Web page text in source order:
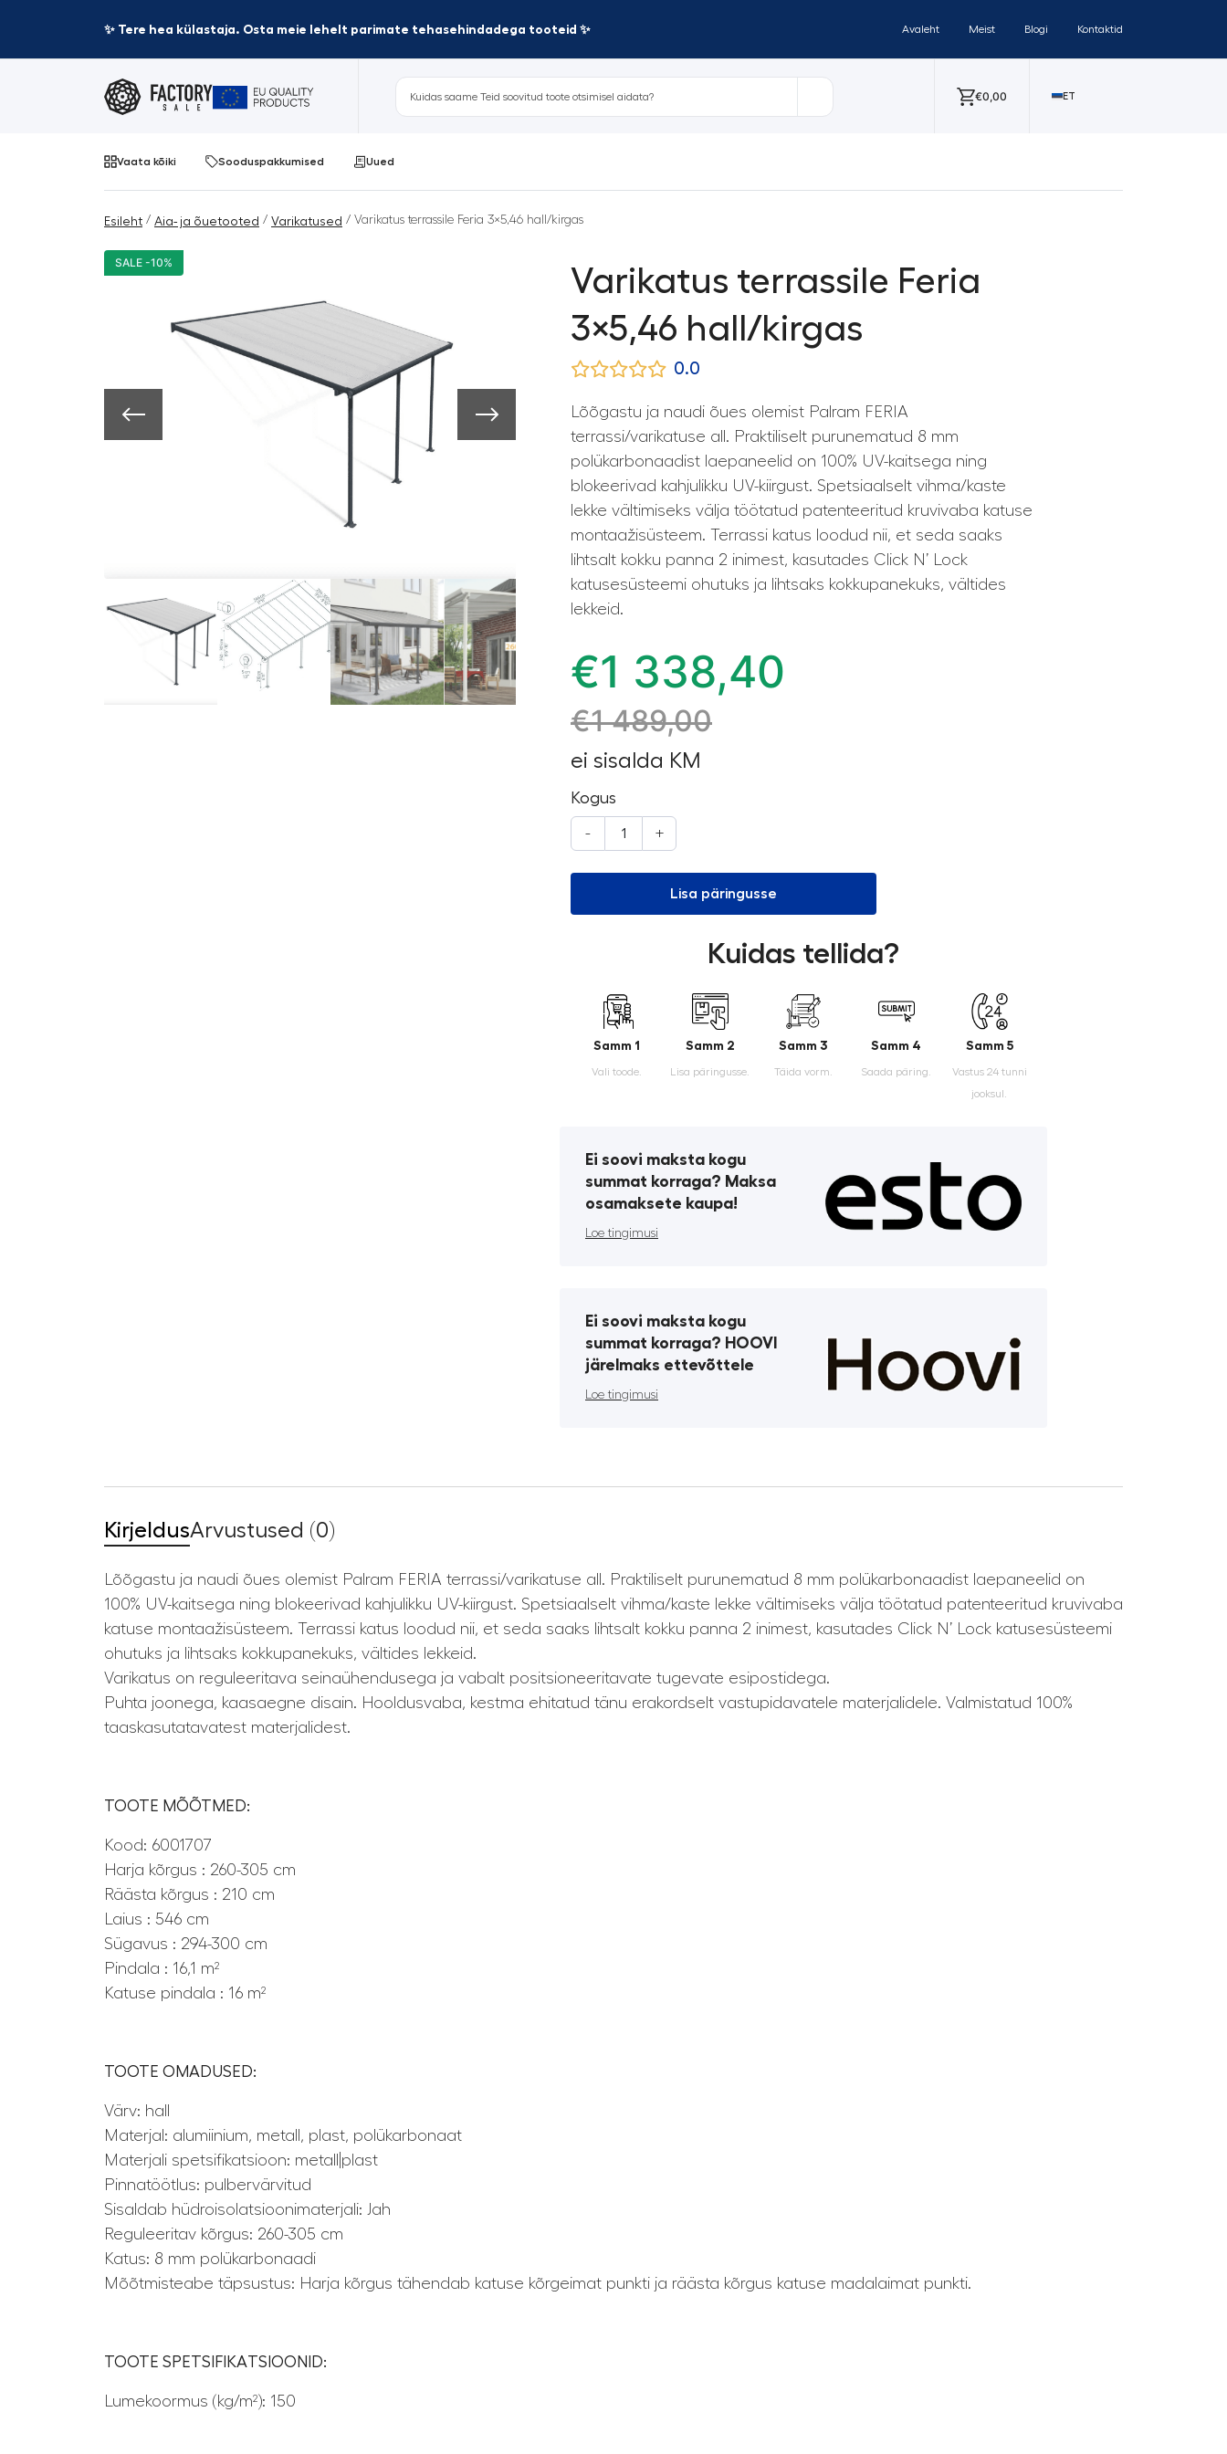
✨ Tere hea külastaja. Osta meie lehelt parimate tehasehindadega tooteid ✨ Avaleht Meist Blogi Kontaktid
€0,00 ET
Vaata kõiki Sooduspakkumised Uued
Esileht / Aia- ja õuetooted / Varikatused / Varikatus terrassile Feria 3×5,46 hall/kirgas
SALE -10%
Varikatus terrassile Feria
3×5,46 hall/kirgas
0.0
Lõõgastu ja naudi õues olemist Palram FERIA
terrassi/varikatuse all. Praktiliselt purunematud 8 mm
polükarbonaadist laepaneelid on 100% UV-kaitsega ning
blokeerivad kahjulikku UV-kiirgust. Spetsiaalselt vihma/kaste
lekke vältimiseks välja töötatud patenteeritud kruvivaba katuse
montaažisüsteem. Terrassi katus loodud nii, et seda saaks
lihtsalt kokku panna 2 inimest, kasutades Click N’ Lock
katusesüsteemi ohutuks ja lihtsaks kokkupanekuks, vältides
lekkeid.
€1 338,40
€1 489,00
ei sisalda KM
Kogus
- +
Lisa päringusse
Kuidas tellida?
Samm 1
Vali toode.
Samm 2
Lisa päringusse.
Samm 3
Täida vorm.
Samm 4
Saada päring.
Samm 5
Vastus 24 tunni
jooksul.
Ei soovi maksta kogu
summat korraga? Maksa
osamaksete kaupa!
Loe tingimusi
Ei soovi maksta kogu
summat korraga? HOOVI
järelmaks ettevõttele
Loe tingimusi
KirjeldusArvustused (0)
Lõõgastu ja naudi õues olemist Palram FERIA terrassi/varikatuse all. Praktiliselt purunematud 8 mm polükarbonaadist laepaneelid on
100% UV-kaitsega ning blokeerivad kahjulikku UV-kiirgust. Spetsiaalselt vihma/kaste lekke vältimiseks välja töötatud patenteeritud kruvivaba
katuse montaažisüsteem. Terrassi katus loodud nii, et seda saaks lihtsalt kokku panna 2 inimest, kasutades Click N’ Lock katusesüsteemi
ohutuks ja lihtsaks kokkupanekuks, vältides lekkeid.
Varikatus on reguleeritava seinaühendusega ja vabalt positsioneeritavate tugevate esipostidega.
Puhta joonega, kaasaegne disain. Hooldusvaba, kestma ehitatud tänu erakordselt vastupidavatele materjalidele. Valmistatud 100%
taaskasutatavatest materjalidest.
TOOTE MÕÕTMED:
Kood: 6001707
Harja kõrgus : 260-305 cm
Räästa kõrgus : 210 cm
Laius : 546 cm
Sügavus : 294-300 cm
Pindala : 16,1 m²
Katuse pindala : 16 m²
TOOTE OMADUSED:
Värv: hall
Materjal: alumiinium, metall, plast, polükarbonaat
Materjali spetsifikatsioon: metall|plast
Pinnatöötlus: pulbervärvitud
Sisaldab hüdroisolatsioonimaterjali: Jah
Reguleeritav kõrgus: 260-305 cm
Katus: 8 mm polükarbonaadi
Mõõtmisteabe täpsustus: Harja kõrgus tähendab katuse kõrgeimat punkti ja räästa kõrgus katuse madalaimat punkti.
TOOTE SPETSIFIKATSIOONID:
Lumekoormus (kg/m²): 150